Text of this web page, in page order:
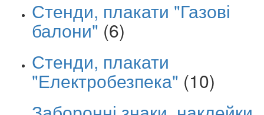
Стенди, плакати "Газові
балони" (6)
Стенди, плакати
"Електробезпека" (10)